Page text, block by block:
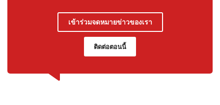
เข้าร่วมจดหมายข่าวของเรา
ติดต่อตอนนี้